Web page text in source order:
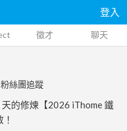
登入
徵才 聊天
絲團追蹤
的修煉【2026 iThome 鐵